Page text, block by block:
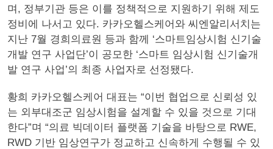
며, 정부기관 등은 이를 정책적으로 지원하기 위해 제도
정비에 나서고 있다. 카카오헬스케어와 씨엔알리서치는
지난 7월 경희의료원 등과 함께 ‘스마트임상시험 신기술
개발 연구 사업단’이 공모한 ‘스마트 임상시험 신기술개
발 연구 사업’의 최종 사업자로 선정됐다.
황희 카카오헬스케어 대표는 “이번 협업으로 신뢰성 있
는 외부대조군 임상시험을 설계할 수 있을 것으로 기대
한다”며 “의료 빅데이터 플랫폼 기술을 바탕으로 RWE,
RWD 기반 임상연구가 정교하고 신속하게 수행될 수 있